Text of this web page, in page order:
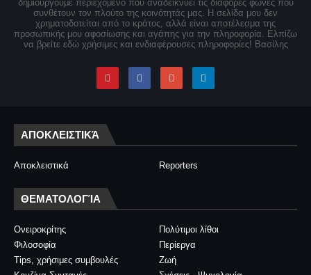
δημιουργούμε περιεχόμενο που αναδεικνύει τις διάφορες φωνές που
συνθέτουν τον πλούτο της κοινότητάς μας. Η σελίδα μου δεν
χρηματοδοτείται από το κράτος, αλλά είναι αποτέλεσμα της
προσωπικής μου αφοσίωσης και αγάπης για την πληροφορία. Ελπίζω
να βρείτε εδώ χρήσιμες και ενδιαφέρουσες πληροφορίες! Βασίλης
ΑΠΟΚΛΕΙΣΤΙΚΆ
Αποκλειστικά Reporters
ΘΕΜΑΤΟΛΟΓΊΑ
Ονειροκρίτης
Πολύτιμοι λίθοι
Φιλοσοφία
Περίεργα
Tips, χρήσιμες συμβουλές
Ζωή